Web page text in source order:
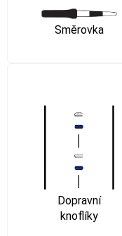
Směrovka
Dopravní
knoflíky